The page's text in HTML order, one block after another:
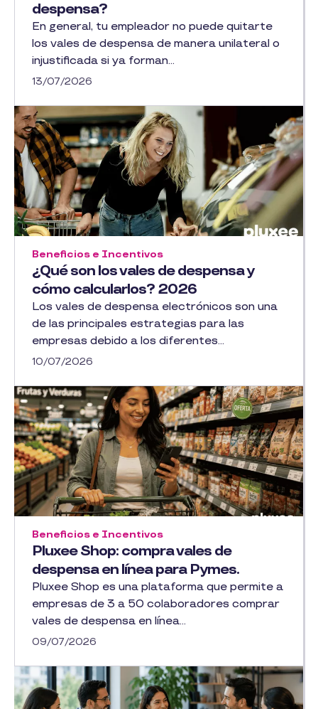
despensa?
En general, tu empleador no puede quitarte
los vales de despensa de manera unilateral o
injustificada si ya forman...
13/07/2026
¿Qué son los vales de despensa y
cómo calcularlos? 2026
Beneficios e Incentivos
Los vales de despensa electrónicos son una
de las principales estrategias para las
empresas debido a los diferentes...
10/07/2026
Pluxee Shop: compra vales de
despensa en línea para Pymes.
Beneficios e Incentivos
Pluxee Shop es una plataforma que permite a
empresas de 3 a 50 colaboradores comprar
vales de despensa en línea...
09/07/2026